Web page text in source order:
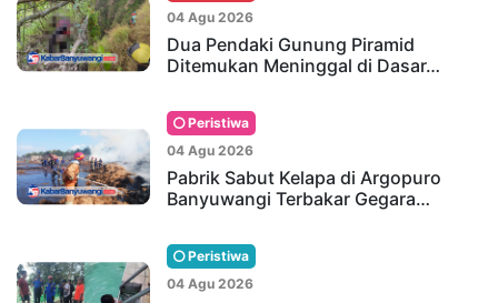
04 Agu 2026
Dua Pendaki Gunung Piramid
Ditemukan Meninggal di Dasar…
Peristiwa
04 Agu 2026
Pabrik Sabut Kelapa di Argopuro
Banyuwangi Terbakar Gegara…
Peristiwa
04 Agu 2026